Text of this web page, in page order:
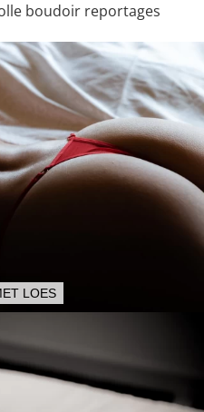
boudoir reportages
LOES